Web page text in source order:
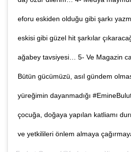
eforu eskiden olduğu gibi şarkı
eskisi gibi güzel hit şarkılar
ağabey tavsiyesi… 5- Ve Magazin
Bütün gücümüzü, asıl gündem
yüreğimin dayanmadığı
çocuğa, doğaya yapılan katliamı
ve yetkilileri önlem almaya